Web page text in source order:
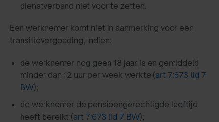
dienstverband niet voor te zetten.
Een werknemer komt niet in aanmerking voor een
transitievergoeding, indien:
de werknemer nog geen 18 jaar is en gemiddeld
minder dan 12 uur per week werkte (art 7:673 lid 7
BW);
de werknemer de pensioengerechtigde leeftijd
heeft bereikt (art 7:673 lid 7 BW);